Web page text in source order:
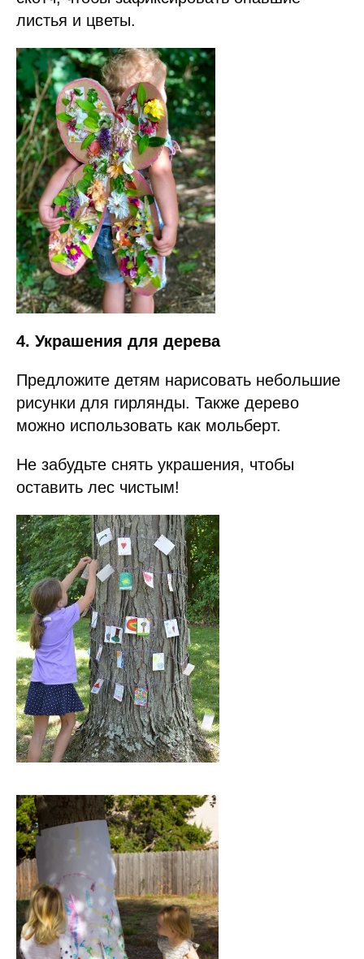
листья и цветы.
4. Украшения для дерева
Предложите детям нарисовать небольшие
рисунки для гирлянды. Также дерево
можно использовать как мольберт.
Не забудьте снять украшения, чтобы
оставить лес чистым!